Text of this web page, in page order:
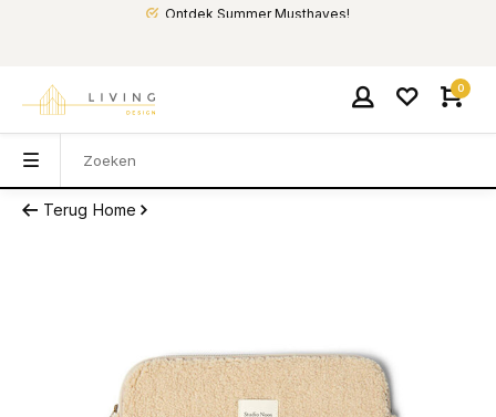
Ontdek Summer Musthaves!
0
Terug Home